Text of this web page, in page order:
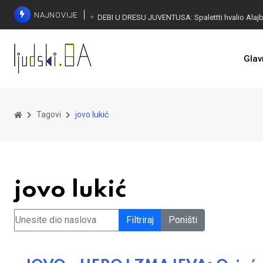
NAJNOVIJE
Tagovi jovo lukić
jovo lukić
Unesite dio naslova Filtriraj Poništi